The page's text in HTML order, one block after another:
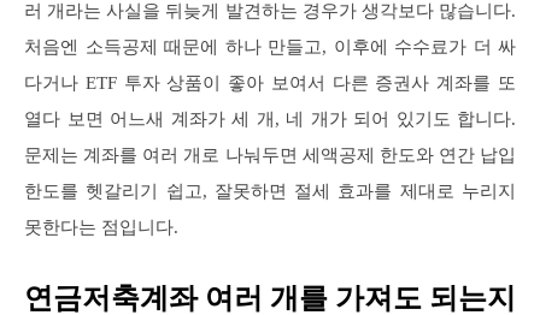
러 개라는 사실을 뒤늦게 발견하는 경우가 생각보다 많습니다.
처음엔 소득공제 때문에 하나 만들고, 이후에 수수료가 더 싸
다거나 ETF 투자 상품이 좋아 보여서 다른 증권사 계좌를 또
열다 보면 어느새 계좌가 세 개, 네 개가 되어 있기도 합니다.
문제는 계좌를 여러 개로 나눠두면 세액공제 한도와 연간 납입
한도를 헷갈리기 쉽고, 잘못하면 절세 효과를 제대로 누리지
못한다는 점입니다.
연금저축계좌 여러 개를 가져도 되는지